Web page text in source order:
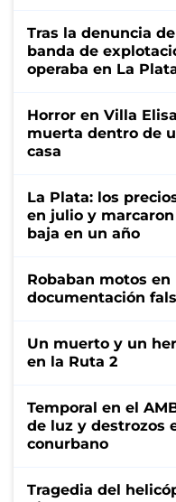
Tras la denuncia
banda de
operaba en La
Horror en Villa
muerta dentro de
casa
La Plata: los
en julio y
baja en un año
Robaban motos
documentación
Un muerto y un
en la Ruta 2
Temporal en el
de luz y destrozos
conurbano
Tragedia del